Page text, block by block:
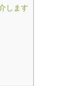
します